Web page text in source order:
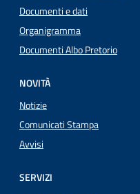
Documenti e dati
Organigramma
Documenti Albo Pretorio
NOVITÀ
Notizie
Comunicati Stampa
Avvisi
SERVIZI